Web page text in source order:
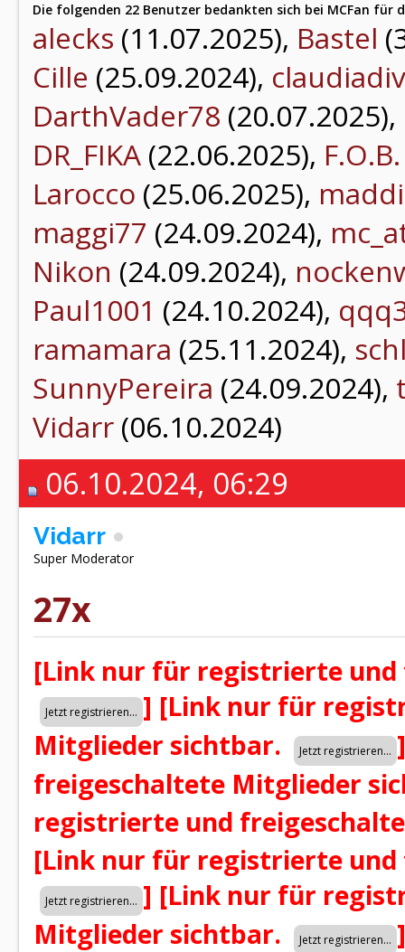
Die folgenden 22 Benutzer bedankten sich bei MCFan für
alecks (11.07.2025), Bastel
Cille (25.09.2024),
DarthVader78 (20.07.2025),
DR_FIKA (22.06.2025), F.O.B.
Larocco (25.06.2025),
maggi77 (24.09.2024),
Nikon (24.09.2024),
Paul1001 (24.10.2024),
ramamara (25.11.2024),
SunnyPereira (24.09.2024),
Vidarr (06.10.2024)
06.10.2024, 06:29
Vidarr
Super Moderator
27x
[Link nur für registrierte
] [Link nur für
Mitglieder sichtbar.
]
freigeschaltete Mitglieder
registrierte und
[Link nur für registrierte
] [Link nur für
Mitglieder sichtbar.
]